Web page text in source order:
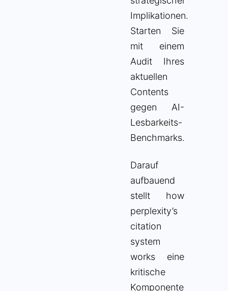
Implikationen.
Starten Sie
mit einem
Audit Ihres
aktuellen
Contents
gegen AI-
Lesbarkeits-
Benchmarks.
Darauf
aufbauend
stellt how
perplexity’s
citation
system
works eine
kritische
Komponente